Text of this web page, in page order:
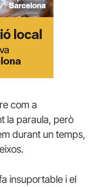
com a
la paraula, però
durant un temps,
insuportable i el